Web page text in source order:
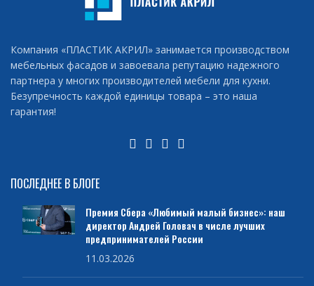
Компания «ПЛАСТИК АКРИЛ» занимается производством
мебельных фасадов и завоевала репутацию надежного
партнера у многих производителей мебели для кухни.
Безупречность каждой единицы товара – это наша
гарантия!
ПОСЛЕДНЕЕ В БЛОГЕ
Премия Сбера «Любимый малый бизнес»: наш
директор Андрей Головач в числе лучших
предпринимателей России
11.03.2026